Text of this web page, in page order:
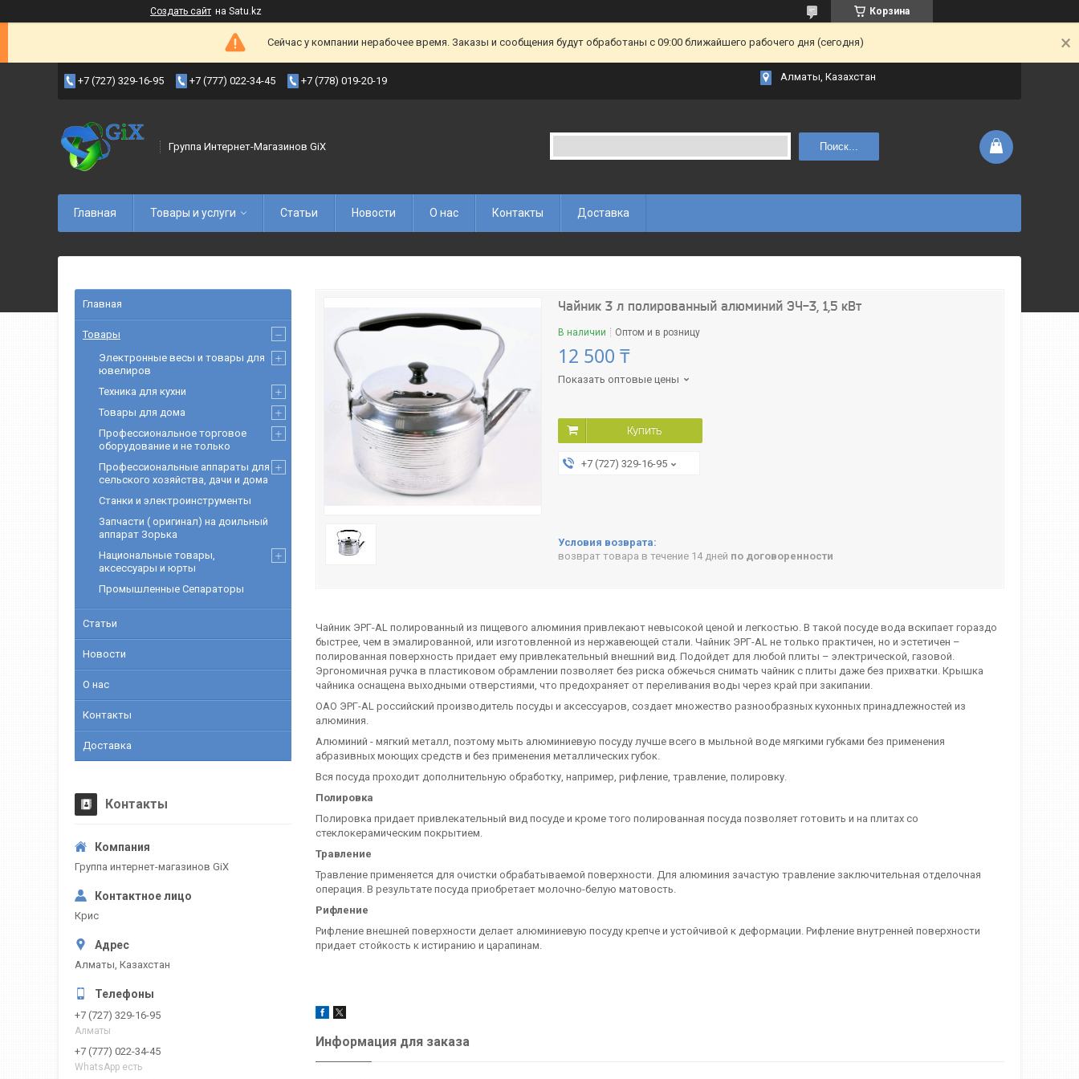
Создать сайт на Satu.kz Корзина
Сейчас у компании нерабочее время. Заказы и сообщения будут обработаны с 09:00 ближайшего рабочего дня (сегодня)
+7 (727) 329-16-95 +7 (777) 022-34-45 +7 (778) 019-20-19 Алматы, Казахстан
Группа Интернет-Магазинов GiX Поиск...
Главная Товары и услуги Статьи Новости О нас Контакты Доставка
Чайник 3 л полированный алюминий ЭЧ-3, 1,5 кВт
В наличии Оптом и в розницу
12 500 ₸
Показать оптовые цены
Купить
+7 (727) 329-16-95
возврат товара в течение 14 дней по договоренности
Чайник ЭРГ-AL полированный из пищевого алюминия привлекают невысокой ценой и легкостью. В такой посуде вода вскипает гораздо
быстрее, чем в эмалированной, или изготовленной из нержавеющей стали. Чайник ЭРГ-AL не только практичен, но и эстетичен –
полированная поверхность придает ему привлекательный внешний вид. Подойдет для любой плиты – электрической, газовой.
Эргономичная ручка в пластиковом обрамлении позволяет без риска обжечься снимать чайник с плиты даже без прихватки. Крышка
чайника оснащена выходными отверстиями, что предохраняет от переливания воды через край при закипании.
ОАО ЭРГ-AL российский производитель посуды и аксессуаров, создает множество разнообразных кухонных принадлежностей из
алюминия.
Алюминий - мягкий металл, поэтому мыть алюминиевую посуду лучше всего в мыльной воде мягкими губками без применения
абразивных моющих средств и без применения металлических губок.
Вся посуда проходит дополнительную обработку, например, рифление, травление, полировку.
Полировка
Полировка придает привлекательный вид посуде и кроме того полированная посуда позволяет готовить и на плитах со
стеклокерамическим покрытием.
Травление
Травление применяется для очистки обрабатываемой поверхности. Для алюминия зачастую травление заключительная отделочная
операция. В результате посуда приобретает молочно-белую матовость.
Рифление
Рифление внешней поверхности делает алюминиевую посуду крепче и устойчивой к деформации. Рифление внутренней поверхности
придает стойкость к истиранию и царапинам.
Информация для заказа
Главная
Товары
Электронные весы и товары для
ювелиров
Техника для кухни
Товары для дома
Профессиональное торговое
оборудование и не только
Профессиональные аппараты для
сельского хозяйства, дачи и дома
Станки и электроинструменты
Запчасти ( оригинал) на доильный
аппарат Зорька
Национальные товары,
аксессуары и юрты
Промышленные Сепараторы
Статьи
Новости
О нас
Контакты
Доставка
Контакты
Группа интернет-магазинов GiX
Крис
Алматы, Казахстан
+7 (727) 329-16-95
Алматы
+7 (777) 022-34-45
WhatsApp есть